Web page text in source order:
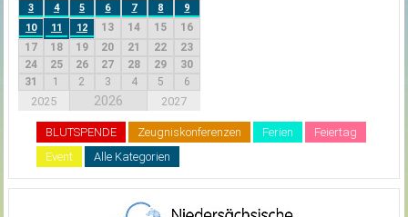
3
4 5 6 7 8
9
10
11 12 13 14 15
16
17
18 19 20 21 22
23
24
25 26 27 28 29
30
31
1 2 3 4 5 6
2025 2026 2027
BLUTSPENDE Zeugniskonferenzen Ferien
Feiertag
Event
Alle Kategorien